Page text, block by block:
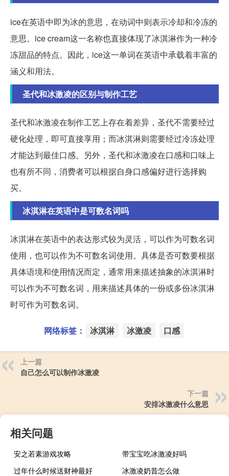
ice在英语中即为冰的意思，在动词中则表示冷却和冷冻的
意思。ice cream这一名称也直接体现了冰淇淋作为一种冷
冻甜品的特点。因此，ice这一单词在英语中承载着丰富的
涵义和用法。
圣代和冰激凌的区别与制作工艺
圣代和冰激凌在制作工艺上存在着差异，圣代不需要经过
硬化处理，即可直接享用；而冰淇淋则需要经过冷冻处理
才能达到最佳口感。另外，圣代和冰激凌在口感和口味上
也有所不同，消费者可以根据自身口感偏好进行选择购
买。
冰淇淋在英语中是可数名词吗
冰淇淋在英语中的表达形式较为灵活，可以作为可数名词
使用，也可以作为不可数名词使用。具体是否可数要根据
具体语境和使用情况而定，通常用来描述抽象的冰淇淋时
可以作为不可数名词，用来描述具体的一份或多份冰淇淋
时可作为可数名词。
网络标签： 冰淇淋 冰激凌 口感
上一篇
自己怎么可以制作冰激凌
下一篇
安排冰激凌什么意思
相关问题
安之若素游戏攻略
带宝宝吃冰激凌好吗
过年什么时候送财神最好
冰激凌奶昔怎么做